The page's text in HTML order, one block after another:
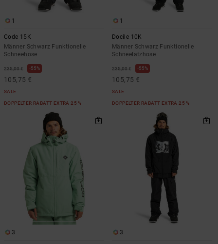
1
Code 15K
Männer Schwarz Funktionelle
Schneehose
235,00 € 55%
105,75 €
SALE
DOPPELTER RABATT EXTRA 25 %
1
Docile 10K
Männer Schwarz Funktionelle
Schneelatzhose
235,00 € 55%
105,75 €
SALE
DOPPELTER RABATT EXTRA 25 %
3 3